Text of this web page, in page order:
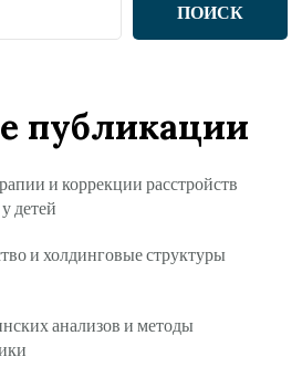
ПОИСК
публикации
и коррекции расстройств
детей
и холдинговые структуры
анализов и методы